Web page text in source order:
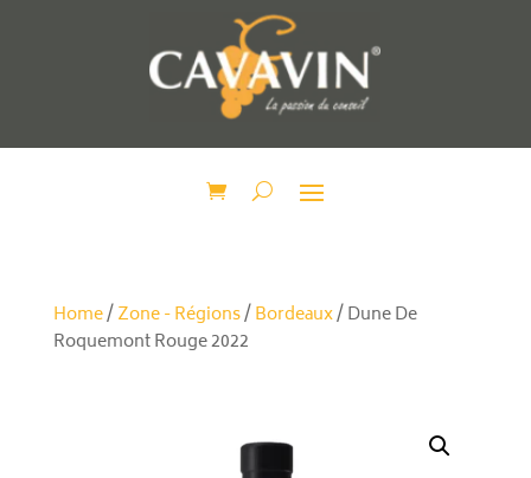
Home/Zone - Régions/Bordeaux/ Dune De
Roquemont Rouge 2022